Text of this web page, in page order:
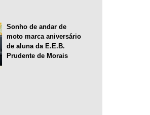
Sonho de andar de
moto marca aniversário
de aluna da E.E.B.
Prudente de Morais